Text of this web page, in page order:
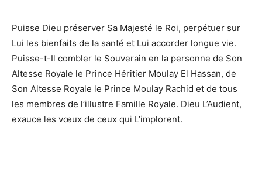
Puisse Dieu préserver Sa Majesté le Roi, perpétuer sur
Lui les bienfaits de la santé et Lui accorder longue vie.
Puisse-t-Il combler le Souverain en la personne de Son
Altesse Royale le Prince Héritier Moulay El Hassan, de
Son Altesse Royale le Prince Moulay Rachid et de tous
les membres de l’illustre Famille Royale. Dieu L’Audient,
exauce les vœux de ceux qui L’implorent.